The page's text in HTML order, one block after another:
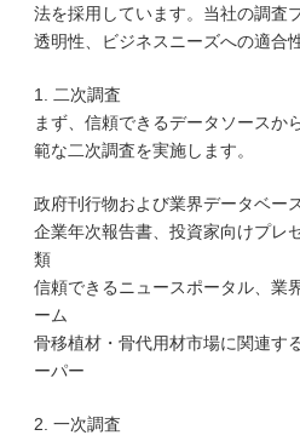
法を採用しています。当社の調査
透明性、ビジネスニーズへの適合
1. 二次調査
まず、信頼できるデータソースか
範な二次調査を実施します。
政府刊行物および業界データベー
企業年次報告書、投資家向けプレ
類
信頼できるニュースポータル、業
ーム
骨移植材・骨代用材市場に関連す
ーパー
2. 一次調査